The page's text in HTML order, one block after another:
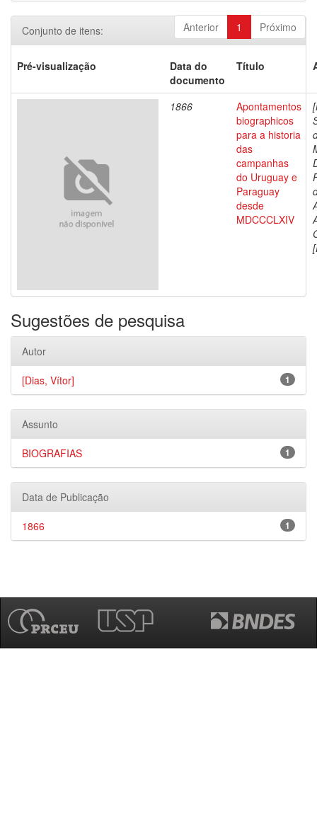
Anterior 1 Próximo
Conjunto de itens:
Pré-visualização
Data do
documento
Título
1866
Apontamentos
biographicos
para a historia
das
campanhas
do Uruguay e
Paraguay
desde
MDCCCLXIV
Sugestões de pesquisa
Autor
1
[Dias, Vítor]
Assunto
1
BIOGRAFIAS
Data de Publicação
1
1866